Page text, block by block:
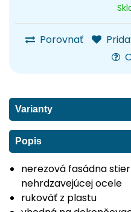
Porovnať
Varianty
Popis
nerezová fasádna
nehrdzavejúcej ocele
rukoväť z plastu